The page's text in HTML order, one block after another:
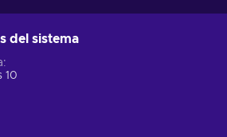
del sistema
10